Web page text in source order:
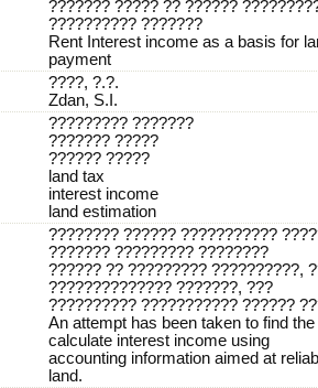
??????? ????? ?? ??????
?????????? ???????
Rent Interest income as a basis for
payment
????, ?.?.
Zdan, S.I.
????????? ???????
??????? ?????
?????? ?????
land tax
interest income
land estimation
???????? ?????? ???????????
??????? ????????? ????????
?????? ?? ????????? ??????????,
?????????????? ???????, ???
?????????? ??????????? ??????
An attempt has been taken to find
calculate interest income using
accounting information aimed at
land.